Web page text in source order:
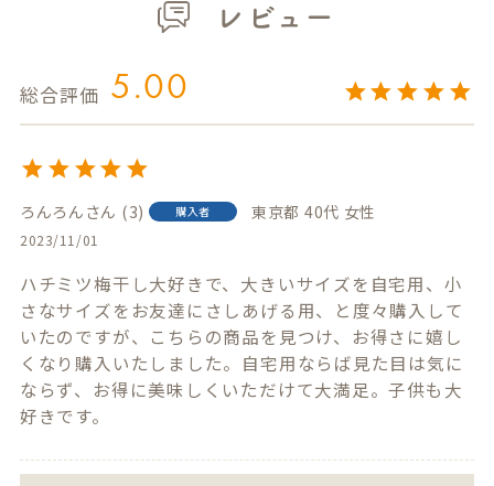
レビュー
5.00
ろんろん 3 購入者 東京都 40代 女性
2023/11/01
ハチミツ梅干し大好きで、大きいサイズを自宅用、小
さなサイズをお友達にさしあげる用、と度々購入して
いたのですが、こちらの商品を見つけ、お得さに嬉し
くなり購入いたしました。自宅用ならば見た目は気に
ならず、お得に美味しくいただけて大満足。子供も大
好きです。